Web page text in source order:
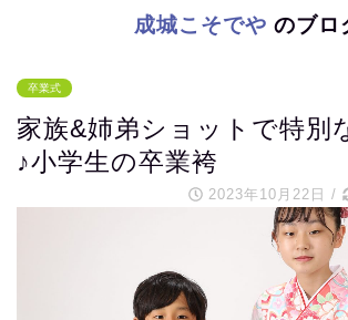
成城こそでや のブロ
卒業式
家族&姉弟ショットで特別
♪小学生の卒業袴
2023年10月22日 /